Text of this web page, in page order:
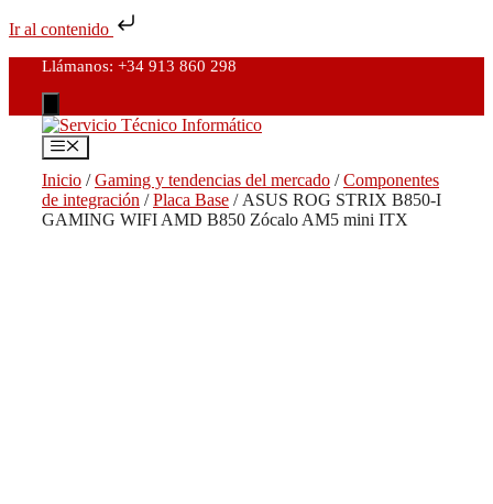
Ir al contenido
Buscar
Llámanos: +34 913 860 298
Menú
Inicio /Gaming y tendencias del mercado /Componentes
de integración /Placa Base / ASUS ROG STRIX B850-I
GAMING WIFI AMD B850 Zócalo AM5 mini ITX